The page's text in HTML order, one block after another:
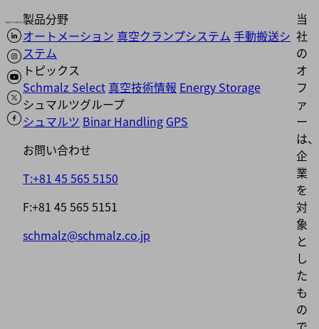
製品分野
オートメーション 真空クランプシステム 手動搬送シ
ステム
トピックス
Schmalz Select 真空技術情報 Energy Storage
シュマルツグループ
シュマルツ Binar Handling GPS
お問い合わせ
T:+81 45 565 5150
F:+81 45 565 5151
schmalz@schmalz.co.jp
当
社
の
オ
フ
ァ
ー
は、
企
業
を
対
象
と
し
た
も
の